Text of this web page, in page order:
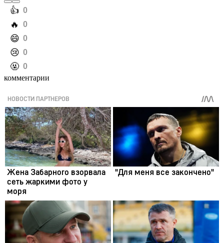
️👍 0
️🔥 0
️😄 0
️😢 0
️🤬 0
комментарии